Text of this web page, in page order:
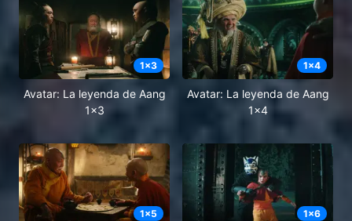
1x3
Avatar: La leyenda de Aang
1x3
1x4
Avatar: La leyenda de Aang
1x4
1x5 1x6